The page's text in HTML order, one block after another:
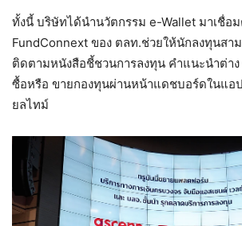
ทั้งนี้ บริษัทได้นำนวัตกรรม e-Wallet มาเชื่อ
FundConnext ของ ตลท.ช่วยให้นักลงทุนสา
ติดตามหนังสือชี้ชวนการลงทุน คำแนะนำต่าง
ซื้อหรือ ขายกองทุนผ่านหน้าแดชบอร์ดในแอ
ยลไทม์